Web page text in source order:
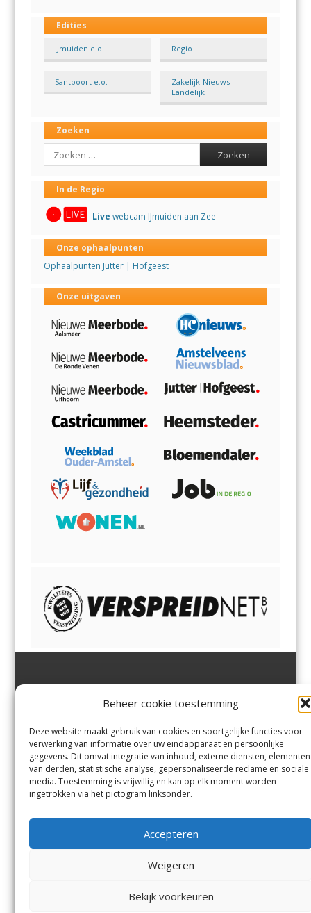
Beheer cookie toestemming
Deze website maakt gebruik van cookies en soortgelijke functies voor
verwerking van informatie over uw eindapparaat en persoonlijke
gegevens. Dit omvat integratie van inhoud, externe diensten, elementen
van derden, statistische analyse, gepersonaliseerde reclame en sociale
media. Toestemming is vrijwillig en kan op elk moment worden
ingetrokken via het pictogram linksonder.
Accepteren
Weigeren
Bekijk voorkeuren
Edities
IJmuiden e.o. Regio
Santpoort e.o.
Zakelijk-Nieuws-
Landelijk
Zoeken
Search
In de Regio
Live webcam IJmuiden aan Zee
Onze ophaalpunten
Ophaalpunten Jutter | Hofgeest
Onze uitgaven
Margadantstraat 34
0255-533900
info@jutter.nlofinfo@hofgee
st.nl
Velserbroek,Velsen-Zuid,
Zuid,Driehuisen
Spaarnwoude.
Contact
Andere uitgaven
Voorwaarden
© Kennemerland Pers B.V.